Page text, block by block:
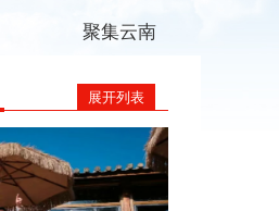
聚集云南
展开列表